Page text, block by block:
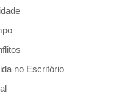
no Escritório